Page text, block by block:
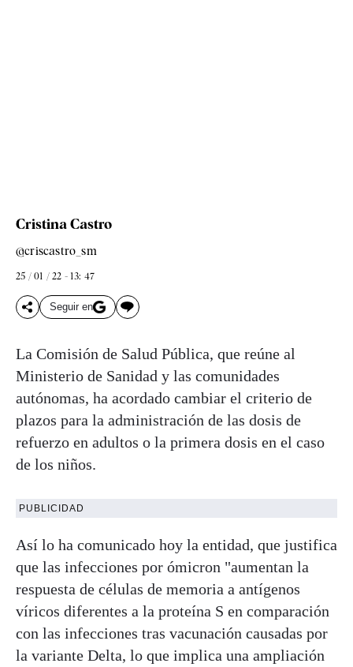
Cristina Castro
@criscastro_sm
25 / 01 / 22 - 13: 47
Seguir en
La Comisión de Salud Pública, que reúne al
Ministerio de Sanidad y las comunidades
autónomas, ha acordado cambiar el criterio de
plazos para la administración de las dosis de
refuerzo en adultos o la primera dosis en el caso
de los niños.
PUBLICIDAD
Así lo ha comunicado hoy la entidad, que justifica
que las infecciones por ómicron "aumentan la
respuesta de células de memoria a antígenos
víricos diferentes a la proteína S en comparación
con las infecciones tras vacunación causadas por
la variante Delta, lo que implica una ampliación